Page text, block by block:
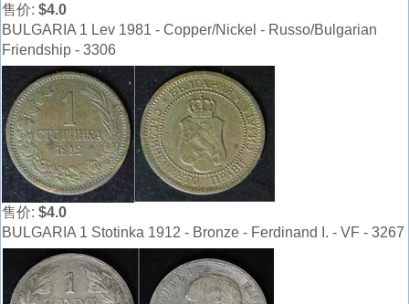
售价: $4.0
BULGARIA 1 Lev 1981 - Copper/Nickel - Russo/Bulgarian
Friendship - 3306
售价: $4.0
BULGARIA 1 Stotinka 1912 - Bronze - Ferdinand I. - VF - 3267